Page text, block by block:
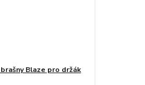
Blaze pro držák